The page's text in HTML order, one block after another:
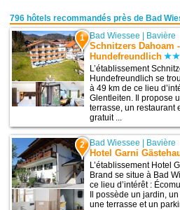
796 hôtels recommandés près de Bad
1 Bad Wiessee | Bavière
Schnitzers Dahoam -
Hundefreundlich
L’établissement
Hundefreundlich se
à 49 km de ce lieu
Glentleiten. Il propose
terrasse, un restaurant
gratuit ...
2 Bad Wiessee Bavière
Hotel Garni
L’établissement Hotel
Brand se situe à Bad
ce lieu d’intérêt :
Il possède un jardin,
une terrasse et un